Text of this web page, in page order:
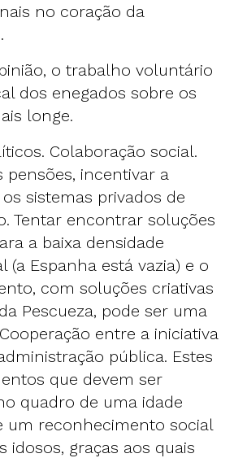
no coração da
o trabalho voluntário
dos enegados sobre os
longe.
Colaboração social.
pensões, incentivar a
sistemas privados de
Tentar encontrar soluções
a baixa densidade
(a Espanha está vazia) e o
com soluções criativas
Pescueza, pode ser uma
entre a iniciativa
pública. Estes
que devem ser
quadro de uma idade
um reconhecimento social
idosos, graças aos quais